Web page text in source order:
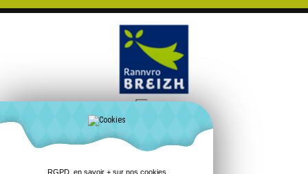
RGPD, en savoir + sur nos cookies